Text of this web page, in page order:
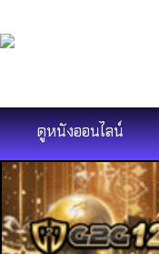
ดูหนังออนไลน์